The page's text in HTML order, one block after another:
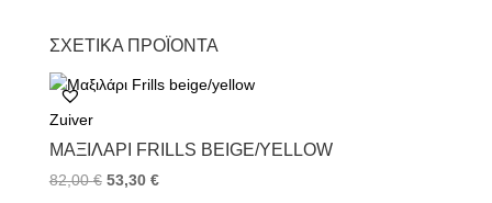
k
ΣΧΕΤΙΚΆ ΠΡΟΪΌΝΤΑ
Zuiver
ΜΑΞΙΛΆΡΙ FRILLS BEIGE/YELLOW
82,00€ 53,30 €